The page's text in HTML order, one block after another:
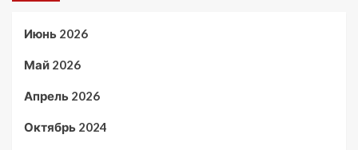
Июнь 2026
Май 2026
Апрель 2026
Октябрь 2024